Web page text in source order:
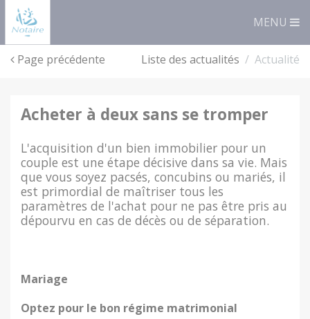
MENU
Page précédente Liste des actualités Actualité
acheter à deux sans se tromper
L'acquisition d'un bien immobilier pour un
couple est une étape décisive dans sa vie. Mais
que vous soyez pacsés, concubins ou mariés, il
est primordial de maîtriser tous les
paramètres de l'achat pour ne pas être pris au
dépourvu en cas de décès ou de séparation.
Mariage
Optez pour le bon régime matrimonial
Panneau de gestion des cookies